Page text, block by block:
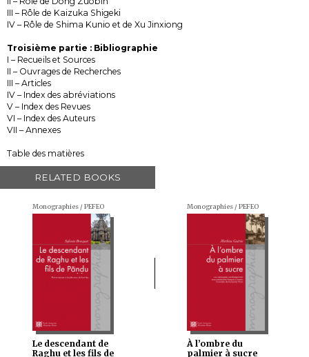
III – Rôle de Kaizuka Shigeki
IV – Rôle de Shima Kunio et de Xu Jinxiong
Troisième partie : Bibliographie
I – Recueils et Sources
II – Ouvrages de Recherches
III – Articles
IV – Index des abréviations
V – Index des Revues
VI – Index des Auteurs
VII – Annexes
Table des matières
RELATED BOOKS
Monographies / PEFEO
Le descendant de
Raghu et les fils de
Monographies / PEFEO
À l’ombre du
palmier à sucre